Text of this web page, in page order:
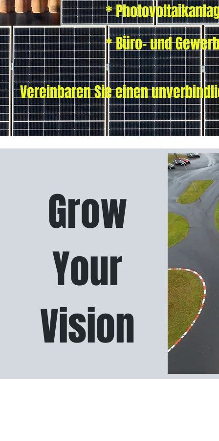
*
* Büro- und
Vereinbaren Sie einen
Grow
Your
Vision